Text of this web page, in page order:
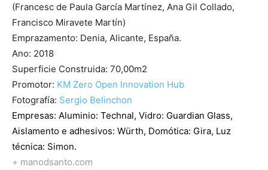
(Francesc de Paula García Martínez, Ana Gil Collado,
Francisco Miravete Martín)
Emprazamento: Denia, Alicante, España.
Ano: 2018
Superficie Construida: 70,00m2
Promotor: KM Zero Open Innovation Hub
Fotografía: Sergio Belinchon
Empresas: Aluminio: Technal, Vidro: Guardian Glass,
Aislamento e adhesivos: Würth, Domótica: Gira, Luz
técnica: Simon.
+ manodsanto.com